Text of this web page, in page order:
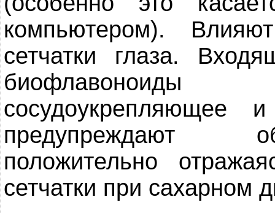
компьютером).
сетчатки глаза.
сосудоукрепляющее
предупреждают
положительно
сетчатки при сахарном